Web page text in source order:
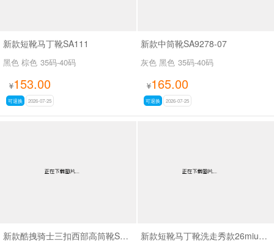
新款短靴马丁靴SA111
黑色 棕色 35码-40码
¥153.00
可退换 2026-07-25
新款中筒靴SA9278-07
灰色 黑色 35码-40码
¥165.00
可退换 2026-07-25
新款酷拽骑士三扣西部高筒靴SA8042 新款短靴马丁靴洗走秀款26miuSA1061